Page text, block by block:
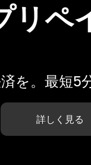
リペ
を。最短5
詳しく見る